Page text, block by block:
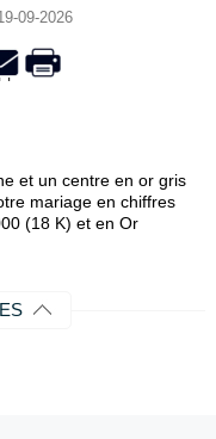
09-2026
et un centre en or gris
mariage en chiffres
(18 K) et en Or